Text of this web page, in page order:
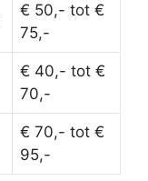
€ 50,- tot €
75,-
€ 40,- tot €
70,-
€ 70,- tot €
95,-